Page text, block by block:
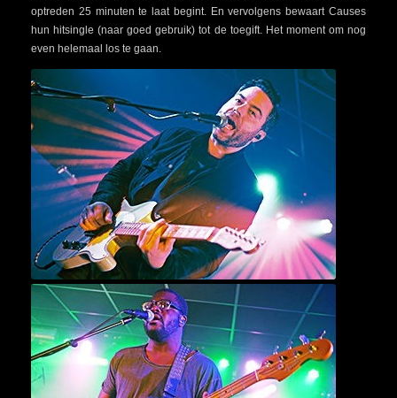
optreden 25 minuten te laat begint. En vervolgens bewaart Causes
hun hitsingle (naar goed gebruik) tot de toegift. Het moment om nog
even helemaal los te gaan.